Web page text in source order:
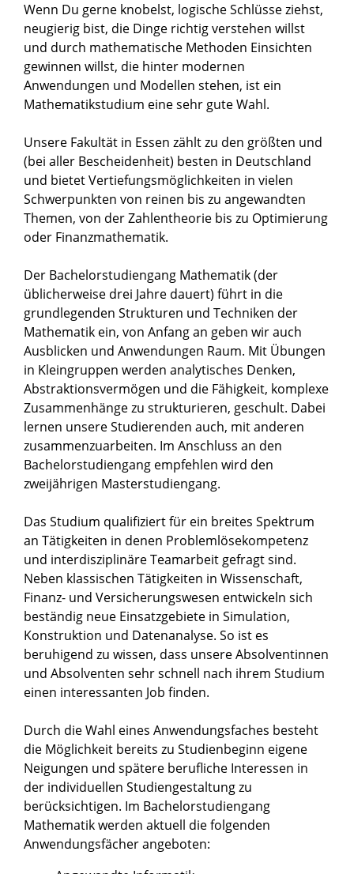
Wenn Du gerne knobelst, logische Schlüsse ziehst,
neugierig bist, die Dinge richtig verstehen willst
und durch mathematische Methoden Einsichten
gewinnen willst, die hinter modernen
Anwendungen und Modellen stehen, ist ein
Mathematikstudium eine sehr gute Wahl.
Unsere Fakultät in Essen zählt zu den größten und
(bei aller Bescheidenheit) besten in Deutschland
und bietet Vertiefungsmöglichkeiten in vielen
Schwerpunkten von reinen bis zu angewandten
Themen, von der Zahlentheorie bis zu Optimierung
oder Finanzmathematik.
Der Bachelorstudiengang Mathematik (der
üblicherweise drei Jahre dauert) führt in die
grundlegenden Strukturen und Techniken der
Mathematik ein, von Anfang an geben wir auch
Ausblicken und Anwendungen Raum. Mit Übungen
in Kleingruppen werden analytisches Denken,
Abstraktionsvermögen und die Fähigkeit, komplexe
Zusammenhänge zu strukturieren, geschult. Dabei
lernen unsere Studierenden auch, mit anderen
zusammenzuarbeiten. Im Anschluss an den
Bachelorstudiengang empfehlen wird den
zweijährigen Masterstudiengang.
Das Studium qualifiziert für ein breites Spektrum
an Tätigkeiten in denen Problemlösekompetenz
und interdisziplinäre Teamarbeit gefragt sind.
Neben klassischen Tätigkeiten in Wissenschaft,
Finanz- und Versicherungswesen entwickeln sich
beständig neue Einsatzgebiete in Simulation,
Konstruktion und Datenanalyse. So ist es
beruhigend zu wissen, dass unsere Absolventinnen
und Absolventen sehr schnell nach ihrem Studium
einen interessanten Job finden.
Durch die Wahl eines Anwendungsfaches besteht
die Möglichkeit bereits zu Studienbeginn eigene
Neigungen und spätere berufliche Interessen in
der individuellen Studiengestaltung zu
berücksichtigen. Im Bachelorstudiengang
Mathematik werden aktuell die folgenden
Anwendungsfächer angeboten: